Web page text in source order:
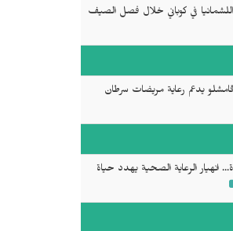
في كوباني خلال فصل الصيف
قامشلو يدعم رعاية مريضات سرطان
انهيار الرعاية الصحية يهدد حياة